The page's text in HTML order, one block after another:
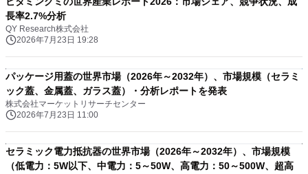
長率2.7%分析
QY Research株式会社
2026年7月23日 19:28
パッケージ用蓋の世界市場（2026年～2032年）、市場規模（セラミ
ック蓋、金属蓋、ガラス蓋）・分析レポートを発表
株式会社マーケットリサーチセンター
2026年7月23日 11:00
セラミック電力抵抗器の世界市場（2026年～2032年）、市場規模
（低電力：5W以下、中電力：5～50W、高電力：50～500W、超高